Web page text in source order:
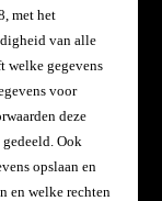
met het
van alle
welke gegevens
voor
deze
Ook
opslaan en
en welke rechten